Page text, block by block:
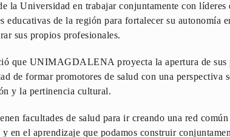
la Universidad en trabajar conjuntamente con líderes
educativas de la región para fortalecer su autonomía
sus propios profesionales.
que UNIMAGDALENA proyecta la apertura de sus
de formar promotores de salud con una perspectiva
y la pertinencia cultural.
facultades de salud para ir creando una red común
en el aprendizaje que podamos construir